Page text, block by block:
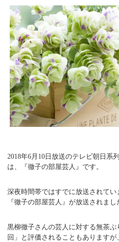
2018年6月10日放送のテレビ朝日系
は、『徹子の部屋芸人』です。
深夜時間帯ではすでに放送されて
『徹子の部屋芸人』が放送されまし
黒柳徹子さんの芸人に対する無茶
回」と評価されることもあります